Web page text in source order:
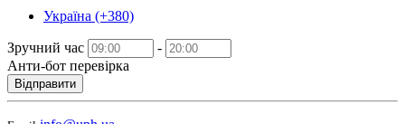
Україна (+380)
Зручний час
-
Анти-бот перевірка
Відправити